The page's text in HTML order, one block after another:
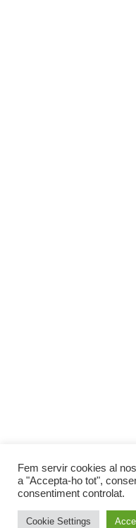
Fem servir cookies al
a "Accepta-ho tot",
consentiment controlat.
Cookie Settings